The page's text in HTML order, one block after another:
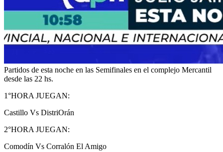
Partidos de esta noche en las Semifinales en el complejo Mercantil
desde las 22 hs.
1°HORA JUEGAN:
Castillo Vs DistriOrán
2°HORA JUEGAN:
Comodín Vs Corralón El Amigo